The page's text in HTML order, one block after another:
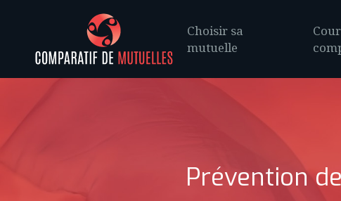
Choisir sa
mutuelle
Prévention